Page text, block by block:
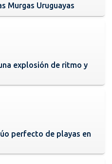
Murgas Uruguayas
explosión de ritmo y
perfecto de playas en